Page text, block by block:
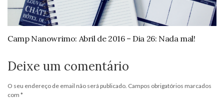
Camp Nanowrimo: Abril de 2016 – Dia 26: Nada mal!
Deixe um comentário
O seu endereço de email não será publicado. Campos obrigatórios marcados
com *